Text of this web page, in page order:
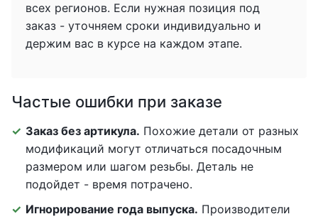
всех регионов. Если нужная позиция под
заказ - уточняем сроки индивидуально и
держим вас в курсе на каждом этапе.
Частые ошибки при заказе
Заказ без артикула. Похожие детали от разных
модификаций могут отличаться посадочным
размером или шагом резьбы. Деталь не
подойдет - время потрачено.
Игнорирование года выпуска. Производители